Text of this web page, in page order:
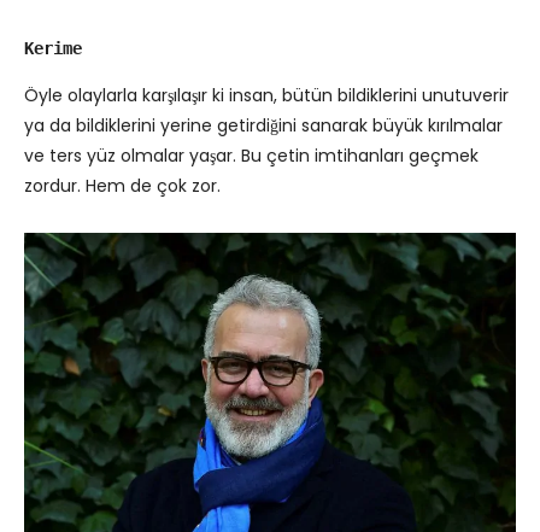
Kerime
Öyle olaylarla karşılaşır ki insan, bütün bildiklerini unutuverir
ya da bildiklerini yerine getirdiğini sanarak büyük kırılmalar
ve ters yüz olmalar yaşar. Bu çetin imtihanları geçmek
zordur. Hem de çok zor.